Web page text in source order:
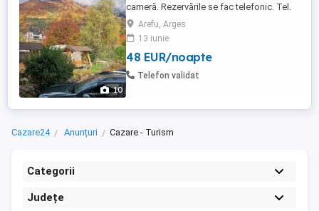
10
cameră. Rezervările se fac telefonic. Tel.
Arefu, Arges
13 iunie
48 EUR/noapte
Telefon validat
Cazare24 Anunțuri Cazare - Turism
Categorii
Județe